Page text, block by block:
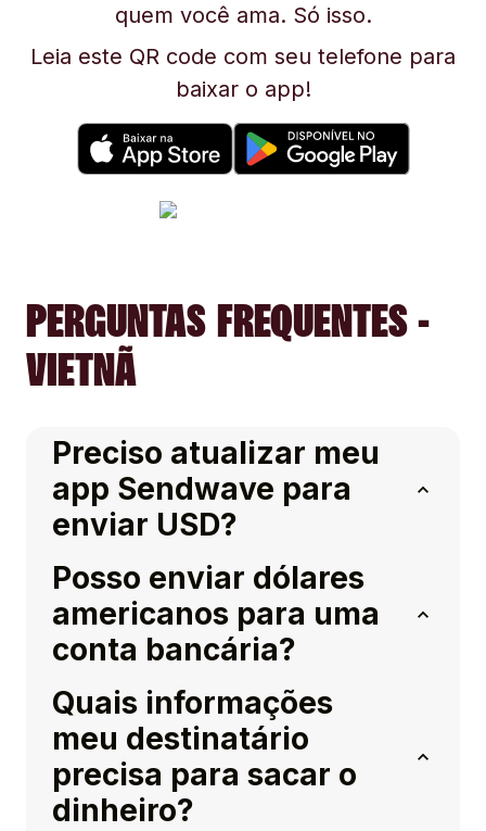
quem você ama. Só isso.
Leia este QR code com seu telefone para
baixar o app!
PERGUNTAS FREQUENTES -
VIETNÃ
Preciso atualizar meu
app Sendwave para
enviar USD?
Posso enviar dólares
americanos para uma
conta bancária?
Quais informações
meu destinatário
precisa para sacar o
dinheiro?